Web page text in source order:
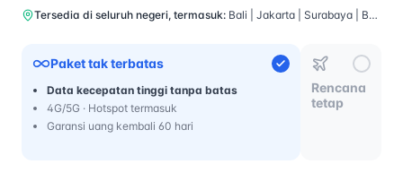
Tersedia di seluruh negeri, termasuk: Bali | Jakarta | Surabaya | Bandung | Yogyakarta
Paket tak terbatas
Data kecepatan tinggi tanpa batas
4G/5G · Hotspot termasuk
Garansi uang kembali 60 hari
Rencana
tetap